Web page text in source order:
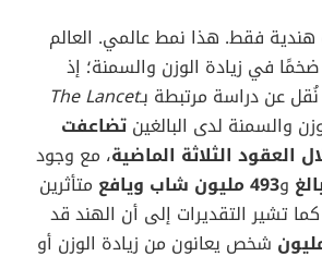
فقط. هذا نمط عالمي. العالم
في زيادة الوزن والسمنة؛ إذ
عن دراسة مرتبطة بـThe Lancet
والسمنة لدى البالغين تضاعفت
العقود الثلاثة الماضية، مع وجود
و493 مليون شاب ويافع
متأثرين
في عام 2021. كما تشير التقديرات إلى أن الهند قد
شخص يعانون من زيادة الوزن أو